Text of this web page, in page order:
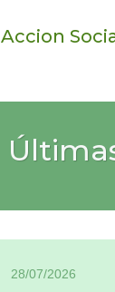
Accion
28/07/2026